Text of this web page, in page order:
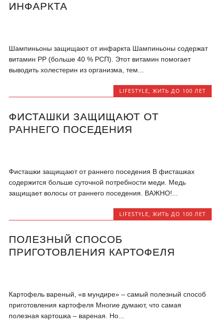
ИНФАРКТА
Шампиньоны защищают от инфаркта Шампиньоны содержат
витамин PP (больше 40 % РСП). Этот витамин помогает
выводить холестерин из организма, тем...
LIFESTYLE, ЖИТЬ ДО 100 ЛЕТ
ФИСТАШКИ ЗАЩИЩАЮТ ОТ
РАННЕГО ПОСЕДЕНИЯ
Фисташки защищают от раннего поседения В фисташках
содержится больше суточной потребности меди. Медь
защищает волосы от раннего поседения. ВАЖНО!...
LIFESTYLE ЖИТЬ ДО 100 ЛЕТ
ПОЛЕЗНЫЙ СПОСОБ
ПРИГОТОВЛЕНИЯ КАРТОФЕЛЯ
Картофель вареный, «в мундире» – самый полезный способ
приготовления картофеля Многие думают, что самая
полезная картошка – вареная. Но...